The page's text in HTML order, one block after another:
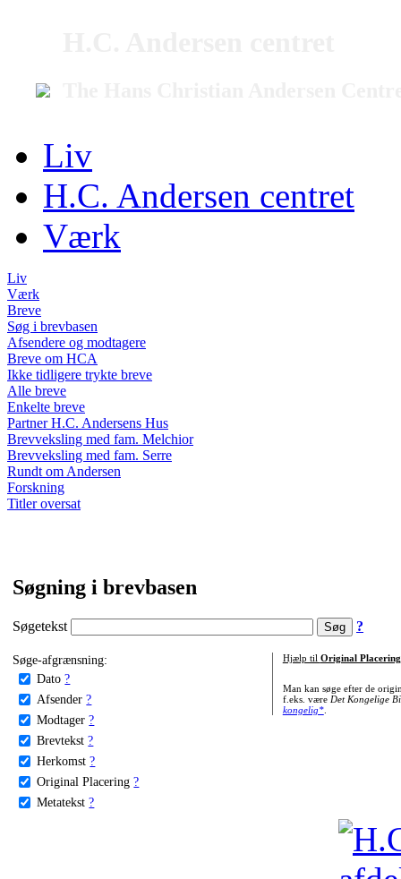
Liv
H.C. Andersen centret
Værk
Liv
Værk
Breve
Søg i brevbasen
Afsendere og modtagere
Breve om HCA
Ikke tidligere trykte breve
Alle breve
Enkelte breve
Partner H.C. Andersens Hus
Brevveksling med fam. Melchior
Brevveksling med fam. Serre
Rundt om Andersen
Forskning
Titler oversat
Søgning i brevbasen
Søgetekst ?
Søge-afgrænsning:
Dato ?
Afsender ?
Modtager ?
Brevtekst ?
Herkomst ?
Original Placering ?
Metatekst ?
Hjælp til Original Placering
Man kan søge efter de
f.eks. være Det Kongelige
kongelig*.